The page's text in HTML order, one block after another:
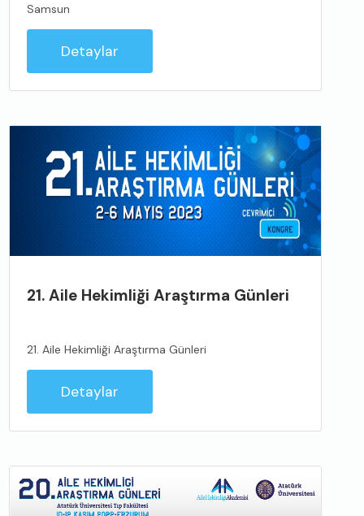
Samsun
Detaylar
21. Aile Hekimliği Araştırma Günleri
21. Aile Hekimliği Araştırma Günleri
Detaylar